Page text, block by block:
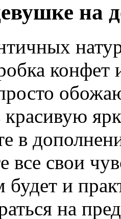
на
конфет
красивую
в
все свои
и
на